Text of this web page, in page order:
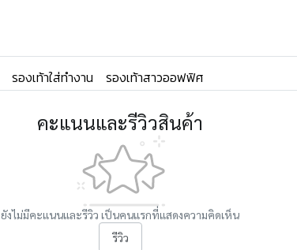
รองเท้าใส่ทำงาน รองเท้าสาวออฟฟิศ
คะแนนและรีวิวสินค้า
ยังไม่มีคะแนนและรีวิว เป็นคนแรกที่แสดงความคิดเห็น
รีวิว